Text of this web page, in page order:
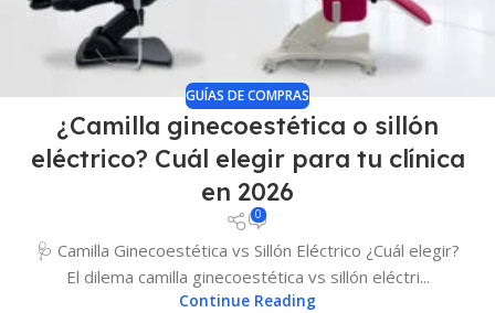
GUÍAS DE COMPRAS
¿Camilla ginecoestética o sillón
eléctrico? Cuál elegir para tu clínica
en 2026
0
🩺 Camilla Ginecoestética vs Sillón Eléctrico ¿Cuál elegir?
El dilema camilla ginecoestética vs sillón eléctri...
Continue Reading